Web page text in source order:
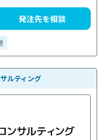
発注先を相談
ルティング